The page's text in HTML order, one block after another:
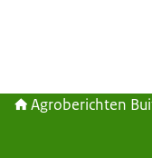
Agroberichten